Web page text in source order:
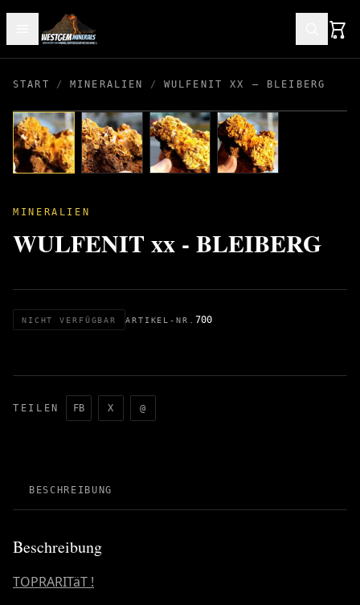
START / MINERALIEN / WULFENIT XX – BLEIBERG
MINERALIEN
WULFENIT xx - BLEIBERG
NICHT VERFÜGBAR ARTIKEL-NR. 700
TEILEN FB X @
BESCHREIBUNG
Beschreibung
TOPRARITäT !